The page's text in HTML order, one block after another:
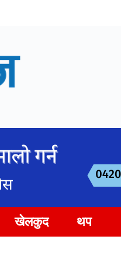
खेलकुद थप